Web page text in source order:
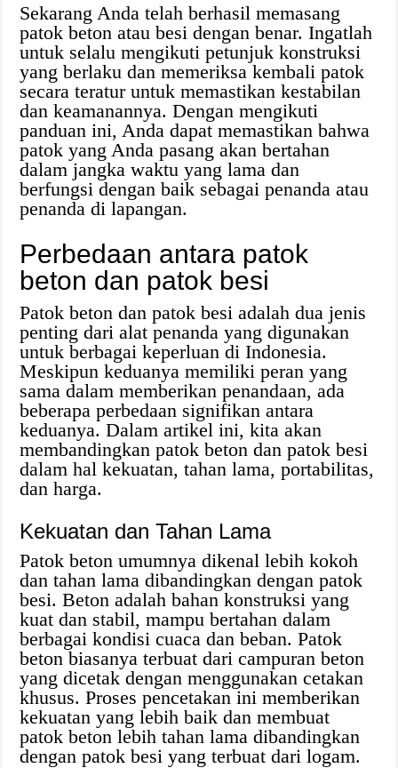
Sekarang Anda telah berhasil memasang
patok beton atau besi dengan benar. Ingatlah
untuk selalu mengikuti petunjuk konstruksi
yang berlaku dan memeriksa kembali patok
secara teratur untuk memastikan kestabilan
dan keamanannya. Dengan mengikuti
panduan ini, Anda dapat memastikan bahwa
patok yang Anda pasang akan bertahan
dalam jangka waktu yang lama dan
berfungsi dengan baik sebagai penanda atau
penanda di lapangan.
Perbedaan antara patok
beton dan patok besi
Patok beton dan patok besi adalah dua jenis
penting dari alat penanda yang digunakan
untuk berbagai keperluan di Indonesia.
Meskipun keduanya memiliki peran yang
sama dalam memberikan penandaan, ada
beberapa perbedaan signifikan antara
keduanya. Dalam artikel ini, kita akan
membandingkan patok beton dan patok besi
dalam hal kekuatan, tahan lama, portabilitas,
dan harga.
Kekuatan dan Tahan Lama
Patok beton umumnya dikenal lebih kokoh
dan tahan lama dibandingkan dengan patok
besi. Beton adalah bahan konstruksi yang
kuat dan stabil, mampu bertahan dalam
berbagai kondisi cuaca dan beban. Patok
beton biasanya terbuat dari campuran beton
yang dicetak dengan menggunakan cetakan
khusus. Proses pencetakan ini memberikan
kekuatan yang lebih baik dan membuat
patok beton lebih tahan lama dibandingkan
dengan patok besi yang terbuat dari logam.